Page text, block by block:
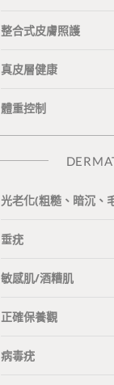
整合式皮膚照護
真皮層健康
體重控制
光老化(粗糙、暗沉、
垂疣
敏感肌/酒糟肌
正確保養觀
病毒疣